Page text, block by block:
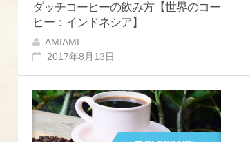
ダッチコーヒーの飲み方【世界のコー
ヒー：インドネシア】
AMIAMI
2017年8月13日